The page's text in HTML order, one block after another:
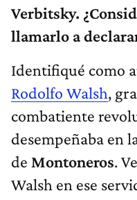
Verbitsky.
llamarlo a
Identifiqué como
Rodolfo Walsh,
combatiente
desempeñaba en
de Montoneros.
Walsh en ese